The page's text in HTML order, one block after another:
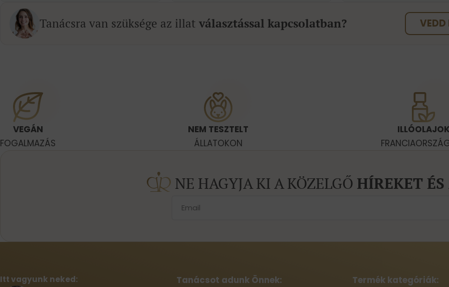
Tanácsra van szüksége az illatválasztással kapcsolatban?
VEGÁN
FOGALMAZÁS
NEM TESZTELT
ÁLLATOKON
NE HAGYJA KI A KÖZELGŐ HÍREKET
Itt vagyunk neked: Tanácsot adunk Önnek: Termék kategóriák: